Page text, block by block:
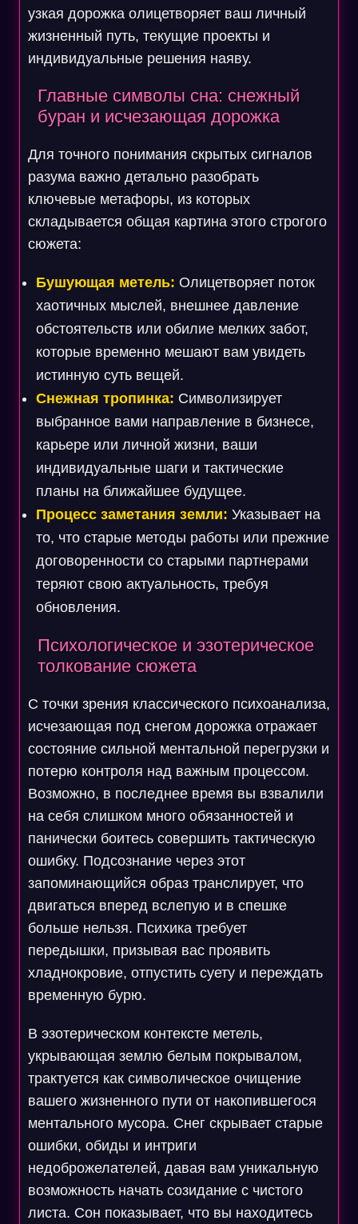
узкая дорожка олицетворяет ваш личный
жизненный путь, текущие проекты и
индивидуальные решения наяву.
Главные символы сна: снежный
буран и исчезающая дорожка
Для точного понимания скрытых сигналов
разума важно детально разобрать
ключевые метафоры, из которых
складывается общая картина этого строгого
сюжета:
Бушующая метель: Олицетворяет поток
хаотичных мыслей, внешнее давление
обстоятельств или обилие мелких забот,
которые временно мешают вам увидеть
истинную суть вещей.
Снежная тропинка: Символизирует
выбранное вами направление в бизнесе,
карьере или личной жизни, ваши
индивидуальные шаги и тактические
планы на ближайшее будущее.
Процесс заметания земли: Указывает на
то, что старые методы работы или прежние
договоренности со старыми партнерами
теряют свою актуальность, требуя
обновления.
Психологическое и эзотерическое
толкование сюжета
С точки зрения классического психоанализа,
исчезающая под снегом дорожка отражает
состояние сильной ментальной перегрузки и
потерю контроля над важным процессом.
Возможно, в последнее время вы взвалили
на себя слишком много обязанностей и
панически боитесь совершить тактическую
ошибку. Подсознание через этот
запоминающийся образ транслирует, что
двигаться вперед вслепую и в спешке
больше нельзя. Психика требует
передышки, призывая вас проявить
хладнокровие, отпустить суету и переждать
временную бурю.
В эзотерическом контексте метель,
укрывающая землю белым покрывалом,
трактуется как символическое очищение
вашего жизненного пути от накопившегося
ментального мусора. Снег скрывает старые
ошибки, обиды и интриги
недоброжелателей, давая вам уникальную
возможность начать созидание с чистого
листа. Сон показывает, что вы находитесь